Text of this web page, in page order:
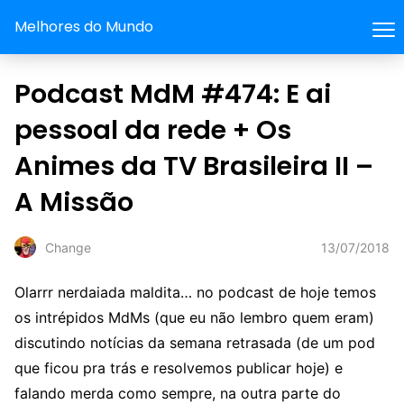
Melhores do Mundo
Podcast MdM #474: E ai
pessoal da rede + Os
Animes da TV Brasileira II –
A Missão
Change 13/07/2018
Olarrr nerdaiada maldita… no podcast de hoje temos
os intrépidos MdMs (que eu não lembro quem eram)
discutindo notícias da semana retrasada (de um pod
que ficou pra trás e resolvemos publicar hoje) e
falando merda como sempre, na outra parte do